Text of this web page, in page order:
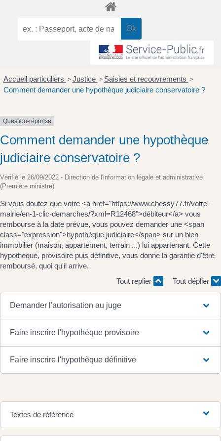
Accueil particuliers > Justice > Saisies et recouvrements >
Comment demander une hypothèque judiciaire conservatoire ?
Question-réponse
Comment demander une hypothèque
judiciaire conservatoire ?
Vérifié le 26/09/2022 - Direction de l'information légale et administrative
(Première ministre)
Si vous doutez que votre <a href="https://www.chessy77.fr/votre-
mairie/en-1-clic-demarches/?xml=R12468">débiteur</a> vous
rembourse à la date prévue, vous pouvez demander une <span
class="expression">hypothèque judiciaire</span> sur un bien
immobilier (maison, appartement, terrain ...) lui appartenant. Cette
hypothèque, provisoire puis définitive, vous donne la garantie d'être
remboursé, quoi qu'il arrive.
Tout replier
Tout déplier
Demander l'autorisation au juge
Faire inscrire l'hypothèque provisoire
Faire inscrire l'hypothèque définitive
Textes de référence